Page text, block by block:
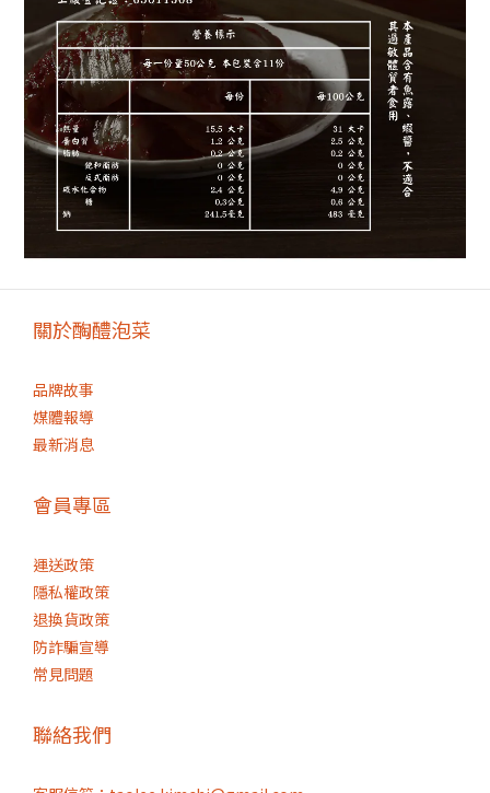
關於醄醴泡菜
品牌故事
媒體報導
最新消息
會員專區
運送政策
隱私權政策
退換貨政策
防詐騙宣導
常見問題
聯絡我們